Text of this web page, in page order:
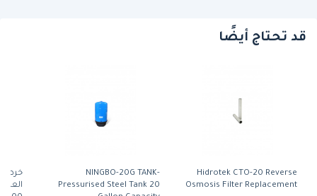
قد تحتاج أيضًا
Hidrotek CTO-20 Reverse
Osmosis Filter Replacement
NINGBO-20G TANK-
Pressurised Steel Tank 20